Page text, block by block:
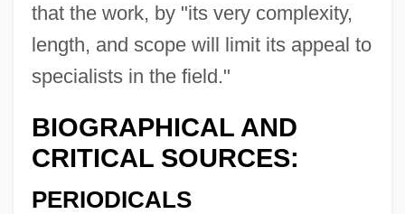
that the work, by "its very complexity,
length, and scope will limit its appeal to
specialists in the field."
BIOGRAPHICAL AND
CRITICAL SOURCES:
PERIODICALS